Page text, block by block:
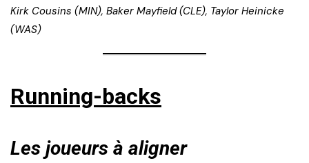
Kirk Cousins (MIN), Baker Mayfield (CLE), Taylor Heinicke
(WAS)
Running-backs
Les joueurs à aligner